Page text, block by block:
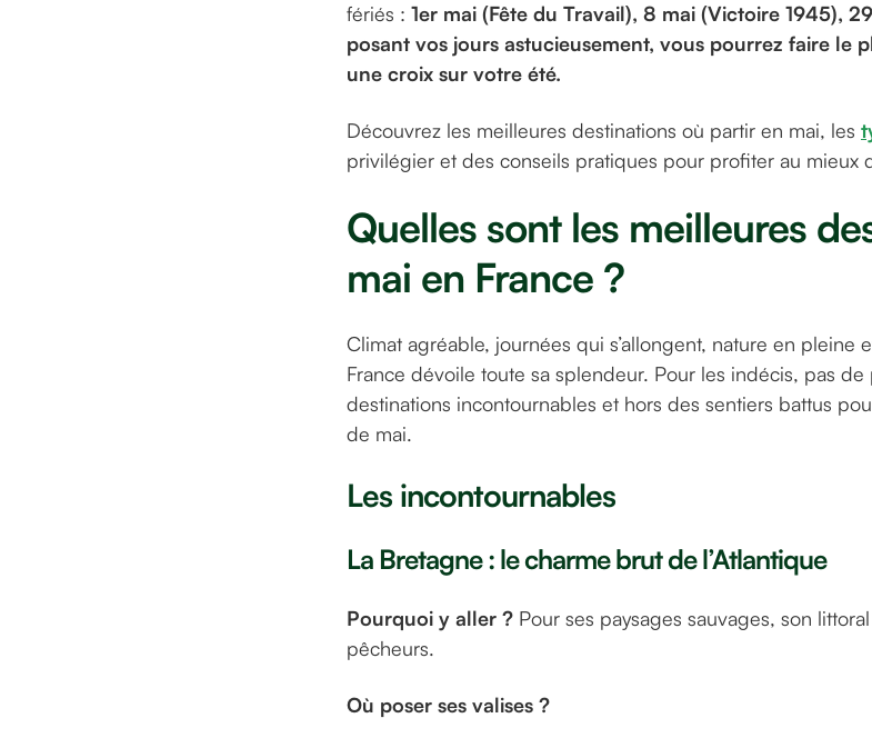
fériés : 1er mai (Fête du Travail), 8 mai (Victoire 1945),
posant vos jours astucieusement, vous pourrez faire le
une croix sur votre été.
Découvrez les meilleures destinations où partir en mai, les
privilégier et des conseils pratiques pour profiter au mieux
Quelles sont les meilleures
mai en France ?
Climat agréable, journées qui s’allongent, nature en pleine
France dévoile toute sa splendeur. Pour les indécis, pas
destinations incontournables et hors des sentiers battus
de mai.
Les incontournables
La Bretagne : le charme brut de l’Atlantique
Pourquoi y aller ? Pour ses paysages sauvages, son
pêcheurs.
Où poser ses valises ?